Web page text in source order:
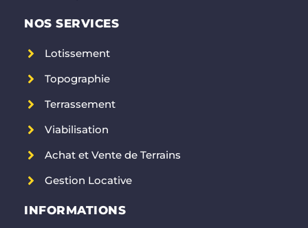
NOS SERVICES
Lotissement
Topographie
Terrassement
Viabilisation
Achat et Vente de Terrains
Gestion Locative
INFORMATIONS